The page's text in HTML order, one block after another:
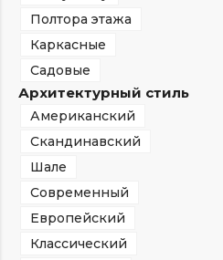
Полтора этажа
Каркасные
Садовые
Архитектурный стиль
Американский
Скандинавский
Шале
Современный
Европейский
Классический